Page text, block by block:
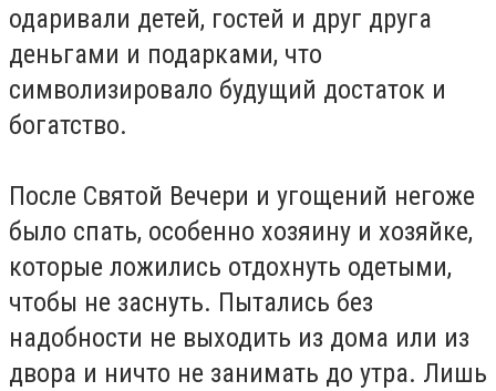
одаривали детей, гостей и друг друга
деньгами и подарками, что
символизировало будущий достаток и
богатство.
После Святой Вечери и угощений негоже
было спать, особенно хозяину и хозяйке,
которые ложились отдохнуть одетыми,
чтобы не заснуть. Пытались без
надобности не выходить из дома или из
двора и ничто не занимать до утра. Лишь